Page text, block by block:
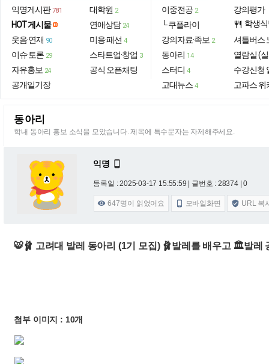
익명게시판 781
HOT 게시물
웃음·연재 90
이슈·토론 29
자유홍보 24
공개일기장
대학원 2
연애상담 24
미용·패션 4
스타트업·창업 3
공식 오픈채팅
이중전공 2
└ 쿠플라이
강의자료·족보 2
동아리 14
스터디 4
고대뉴스 4
강의평가
restaurant 학생
셔틀버스
열람실 (
수강신청
고파스 위
동아리
학내 동아리 홍보 소식을 모았습니다. 제목에 특수문자는 자제해주세요.
익명 
등록일 : 2025-03-17 15:55:59 | 글번호 : 28374 | 0
 647명이 읽었어요  모바일화면  URL 복
🐯🩰 고려대 발레 동아리 (1기 모집) 🩰발레를 배우고 🏛발레
첨부 이미지 : 10개